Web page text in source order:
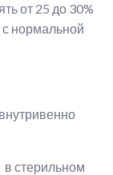
от 25 до 30%
нормальной
стерильном